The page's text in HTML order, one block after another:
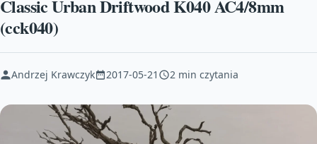
Classic Urban Driftwood K040 AC4/8mm
(cck040)
Andrzej Krawczyk 2017-05-21 2 min czytania